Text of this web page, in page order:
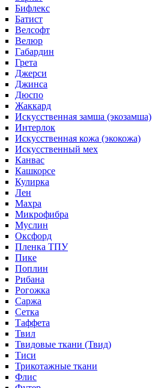
Бифлекс
Батист
Велсофт
Велюр
Габардин
Грета
Джерси
Джинса
Дюспо
Жаккард
Искусственная замша (экозамша)
Интерлок
Искусственная кожа (экокожа)
Искусственный мех
Канвас
Кашкорсе
Кулирка
Лен
Махра
Микрофибра
Муслин
Оксфорд
Пленка ТПУ
Пике
Поплин
Рибана
Рогожка
Саржа
Сетка
Таффета
Твил
Твидовые ткани (Твид)
Тиси
Трикотажные ткани
Флис